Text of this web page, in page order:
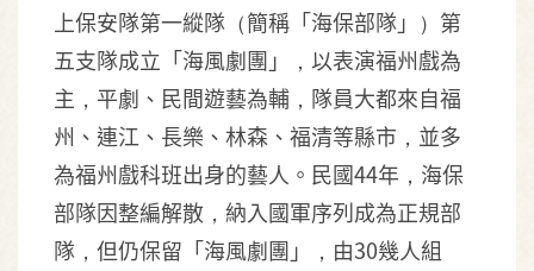
上保安隊第一縱隊（簡稱「海保部隊」）第
五支隊成立「海風劇團」，以表演福州戲為
主，平劇、民間遊藝為輔，隊員大都來自福
州、連江、長樂、林森、福清等縣市，並多
為福州戲科班出身的藝人。民國44年，海保
部隊因整編解散，納入國軍序列成為正規部
隊，但仍保留「海風劇團」，由30幾人組